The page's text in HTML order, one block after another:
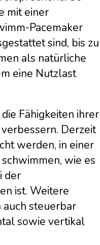
mit einer
Pacemaker
sind, bis zu
als natürliche
eine Nutzlast
Fähigkeiten ihrer
Derzeit
werden, in einer
wie es
der
ist. Weitere
auch steuerbar
sowie vertikal